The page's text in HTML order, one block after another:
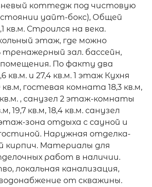
коттедж под чистовую
уайт-бокс), Общей
кв.м. Строился на века.
этаж, где можно
зал. бассейн,
По факту два
кв.м. и 27,4 кв.м. 1 этаж Кухня
кв.м, гостевая комната 18,3 кв.м,
, санузел 2 этаж-комнаты
19,7 кв.м, 18,4 кв.м. санузел
зона отдыха с сауной и
Наружная отделка-
кирпич. Материалы для
работ в наличии.
локальная канализация,
от скважины.